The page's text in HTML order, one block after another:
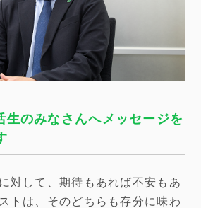
生のみなさんへメッセージを
対して、期待もあれば不安もあ
トは、そのどちらも存分に味わ